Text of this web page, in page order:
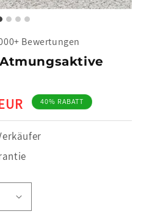
Bewertungen
40% RABATT